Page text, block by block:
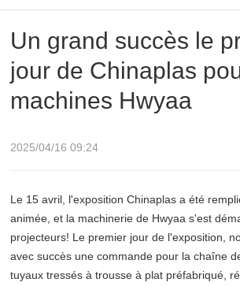
succès le premier jour de Chinaplas pour les
Un grand succès le
jour de Chinaplas
machines Hwyaa
2025/04/16 09:24
Le 15 avril, l'exposition Chinaplas a été
animée, et la machinerie de Hwyaa s'est
projecteurs! Le premier jour de l'exposition,
avec succès une commande pour la chaîne
tuyaux tressés à trousse à plat préfabriqué,